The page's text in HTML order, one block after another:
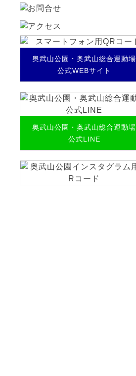
奥武山公園・奥武山総合運動場
公式WEBサイト
奥武山公園・奥武山総合運動場
公式LINE